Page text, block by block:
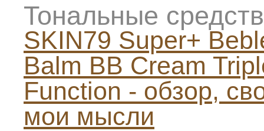
Тональные
SKIN79 Super+
Balm BB Cream
Function - обзор,
мои мысли